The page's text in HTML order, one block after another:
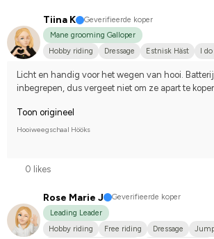
Tiina K
Geverifieerde koper
Mane grooming Galloper
Hobby riding
Dressage Estnisk Häst I
Licht en handig voor het wegen van hooi.
inbegrepen, dus vergeet niet om ze apart te
Toon origineel
Hooiweegschaal Hööks
0 likes
Rose Marie J
Geverifieerde koper
Leading Leader
Hobby riding
Free riding Dressage